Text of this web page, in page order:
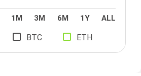
1M 3M 6M 1Y ALL
BTC ETH